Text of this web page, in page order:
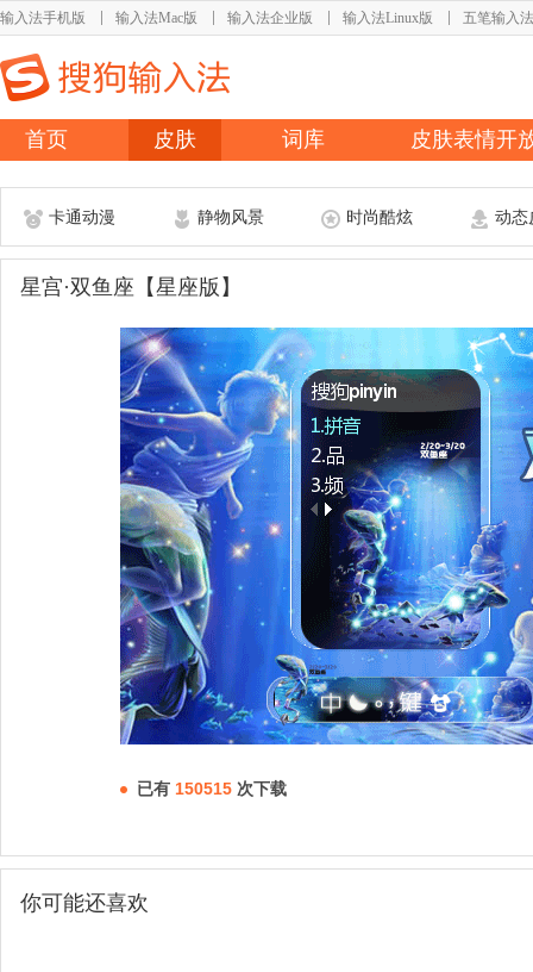
输入法手机版 输入法Mac版 输入法企业版 输入法Linux版 五笔输入法
首页 皮肤 词库 皮肤表情开
卡通动漫 静物风景 时尚酷炫 动态
星宫·双鱼座【星座版】
已有 150515 次下载
你可能还喜欢